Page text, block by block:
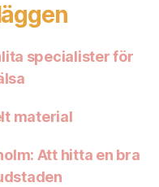
specialister för
material
Att hitta en bra